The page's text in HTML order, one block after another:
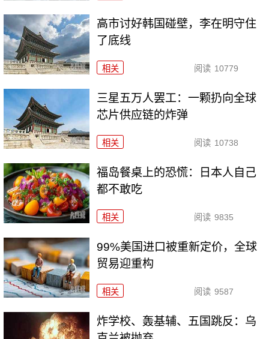
高市讨好韩国碰壁，李在明守住
了底线
相关 阅读 10779
三星五万人罢工：一颗扔向全球
芯片供应链的炸弹
相关 阅读 10738
福岛餐桌上的恐慌：日本人自己
都不敢吃
相关 阅读 9835
99%美国进口被重新定价，全球
贸易迎重构
相关 阅读 9587
炸学校、轰基辅、五国跳反：乌